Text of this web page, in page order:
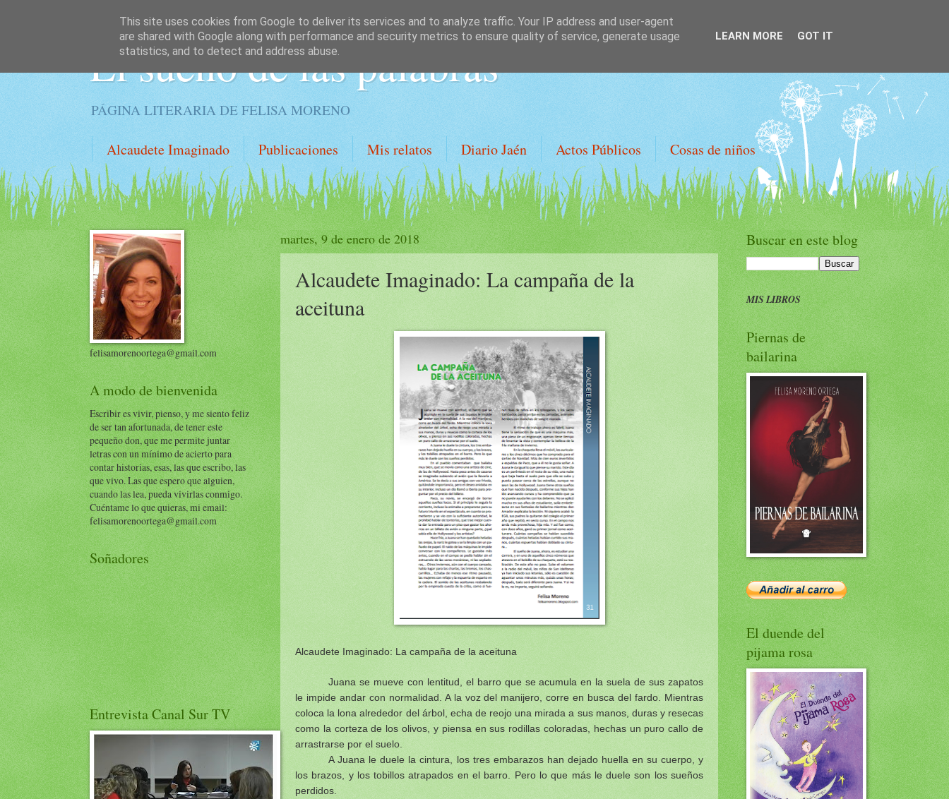
El sueño de las palabras
PÁGINA LITERARIA DE FELISA MORENO
Alcaudete Imaginado Publicaciones Mis relatos Diario Jaén Actos Públicos Cosas de niños
martes, 9 de enero de 2018
Alcaudete Imaginado: La campaña de la
aceituna
Alcaudete Imaginado: La campaña de la aceituna
Juana se mueve con lentitud, el barro que se acumula en la suela de sus zapatos
le impide andar con normalidad. A la voz del manijero, corre en busca del fardo. Mientras
coloca la lona alrededor del árbol, echa de reojo una mirada a sus manos, duras y resecas
como la corteza de los olivos, y piensa en sus rodillas coloradas, hechas un puro callo de
arrastrarse por el suelo.
A Juana le duele la cintura, los tres embarazos han dejado huella en su cuerpo, y
los brazos, y los tobillos atrapados en el barro. Pero lo que más le duele son los sueños
perdidos.
felisamorenoortega@gmail.com
A modo de bienvenida
Escribir es vivir, pienso, y me siento feliz
de ser tan afortunada, de tener este
pequeño don, que me permite juntar
letras con un mínimo de acierto para
contar historias, esas, las que escribo, las
que vivo. Las que espero que alguien,
cuando las lea, pueda vivirlas conmigo.
Cuéntame lo que quieras, mi email:
felisamorenoortega@gmail.com
Soñadores
Entrevista Canal Sur TV
Buscar en este blog
MIS LIBROS
Piernas de
bailarina
El duende del
pijama rosa
This site uses cookies from Google to deliver its services and to analyze traffic. Your IP address and user-agent
are shared with Google along with performance and security metrics to ensure quality of service, generate usage
statistics, and to detect and address abuse.
LEARN MORE GOT IT